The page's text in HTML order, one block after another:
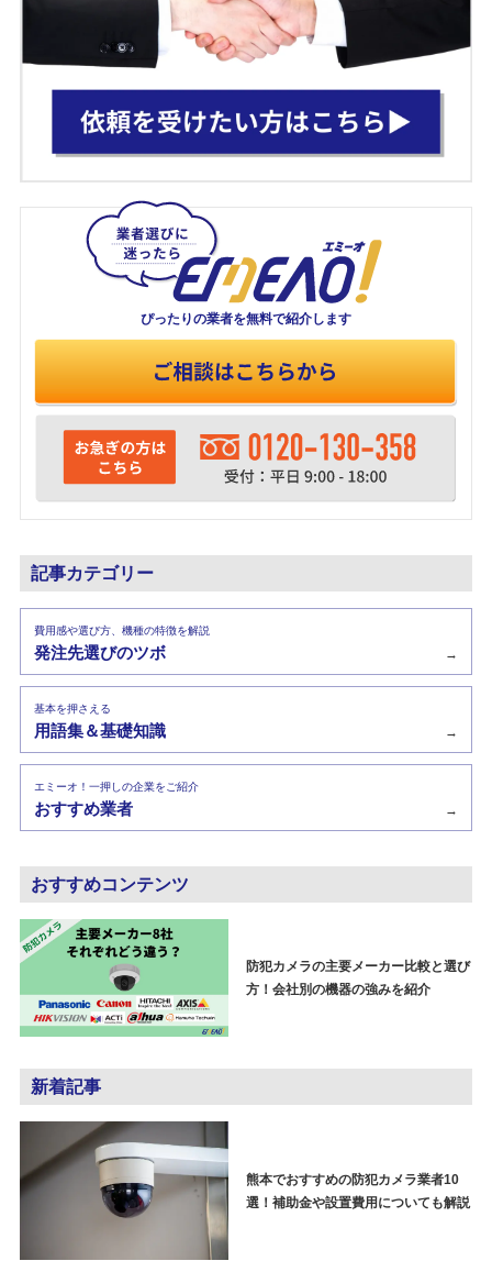
ぴったりの業者を無料で紹介します
記事カテゴリー
費用感や選び方、機種の特徴を解説
発注先選びのツボ →
基本を押さえる
用語集＆基礎知識 →
エミーオ！一押しの企業をご紹介
おすすめ業者 →
おすすめコンテンツ
防犯カメラの主要メーカー比較と選び
方！会社別の機器の強みを紹介
新着記事
熊本でおすすめの防犯カメラ業者10
選！補助金や設置費用についても解説